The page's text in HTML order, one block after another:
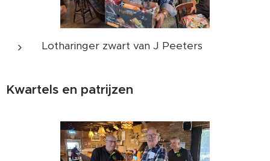
Lotharinger zwart van J Peeters
Kwartels en patrijzen